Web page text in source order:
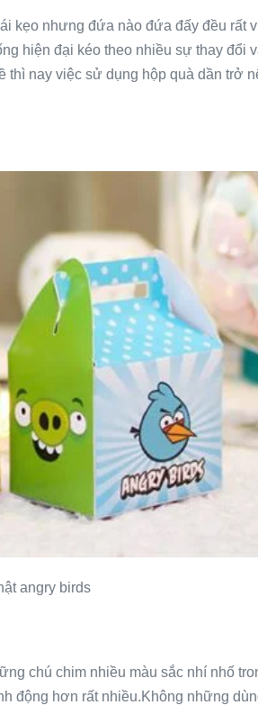
kẹo nhưng đứa nào đứa đấy đều rất
hiện đại kéo theo nhiều sự thay đổi
nay việc sử dụng hộp quà dần trở
angry birds
chú chim nhiều màu sắc nhí nhố
động hơn rất nhiều.Không những